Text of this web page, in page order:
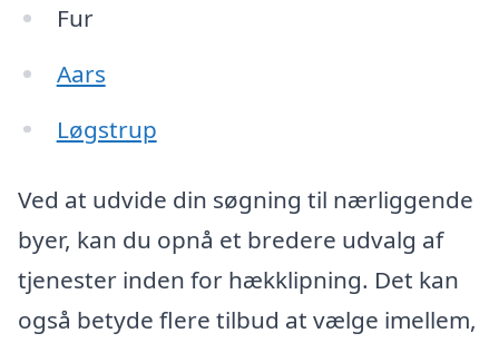
Fur
Aars
Løgstrup
Ved at udvide din søgning til nærliggende
byer, kan du opnå et bredere udvalg af
tjenester inden for hækklipning. Det kan
også betyde flere tilbud at vælge imellem,